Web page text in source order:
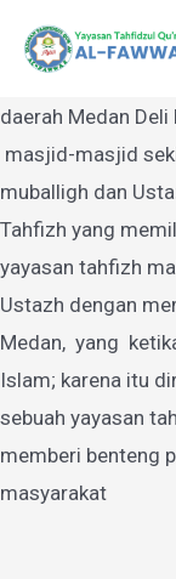
Yayasan
Yayasan
daerah Medan
masjid-masjid
muballigh dan
Tahfizh yang
yayasan tahfizh
Ustazh dengan
Medan, yang
Islam; karena itu
sebuah yayasan
memberi benteng
masyarakat